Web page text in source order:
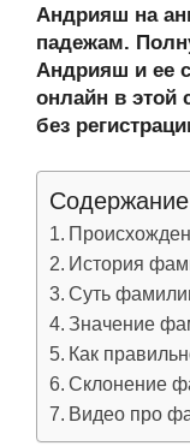
Андрияш на
падежам.
Андрияш и ее
онлайн в этой
без
История
Суть
Значение
Как
Склонение
Видео про